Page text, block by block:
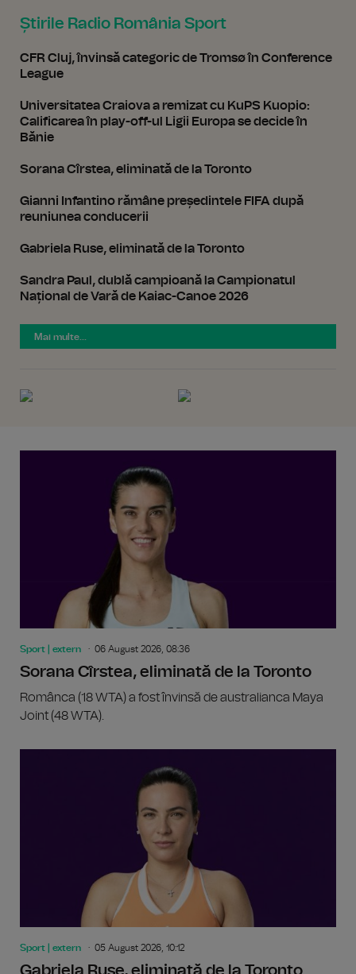
Știrile Radio România Sport
CFR Cluj, învinsă categoric de Tromsø în Conference
League
Universitatea Craiova a remizat cu KuPS Kuopio:
Calificarea în play-off-ul Ligii Europa se decide în
Bănie
Sorana Cîrstea, eliminată de la Toronto
Gianni Infantino rămâne președintele FIFA după
reuniunea conducerii
Gabriela Ruse, eliminată de la Toronto
Sandra Paul, dublă campioană la Campionatul
Național de Vară de Kaiac-Canoe 2026
Mai multe...
Sport | extern 06 August 2026, 08:36
Sorana Cîrstea, eliminată de la Toronto
Românca (18 WTA) a fost învinsă de australianca Maya
Joint (48 WTA).
Sport | extern 05 August 2026, 10:12
Gabriela Ruse, eliminată de la Toronto